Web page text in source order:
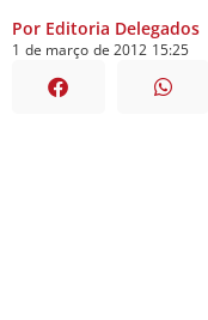
Por Editoria Delegados
1 de março de 2012 15:25